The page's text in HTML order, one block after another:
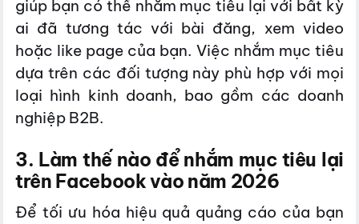
giúp bạn có thể nhắm mục tiêu lại với bất kỳ
ai đã tương tác với bài đăng, xem video
hoặc like page của bạn. Việc nhắm mục tiêu
dựa trên các đối tượng này phù hợp với mọi
loại hình kinh doanh, bao gồm các doanh
nghiệp B2B.
3. Làm thế nào để nhắm mục tiêu lại
trên Facebook vào năm 2026
Để tối ưu hóa hiệu quả quảng cáo của bạn